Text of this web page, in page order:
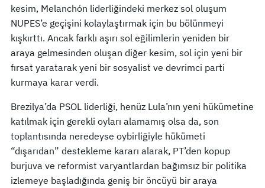
kesim, Melanchón liderliğindeki merkez sol oluşum
NUPES’e geçişini kolaylaştırmak için bu bölünmeyi
kışkırttı. Ancak farklı aşırı sol eğilimlerin yeniden bir
araya gelmesinden oluşan diğer kesim, sol için yeni bir
fırsat yaratarak yeni bir sosyalist ve devrimci parti
kurmaya karar verdi.
Brezilya’da PSOL liderliği, henüz Lula’nın yeni hükümetine
katılmak için gerekli oyları alamamış olsa da, son
toplantısında neredeyse oybirliğiyle hükümeti
“dışarıdan” destekleme kararı alarak, PT’den kopup
burjuva ve reformist varyantlardan bağımsız bir politika
izlemeye başladığında geniş bir öncüyü bir araya